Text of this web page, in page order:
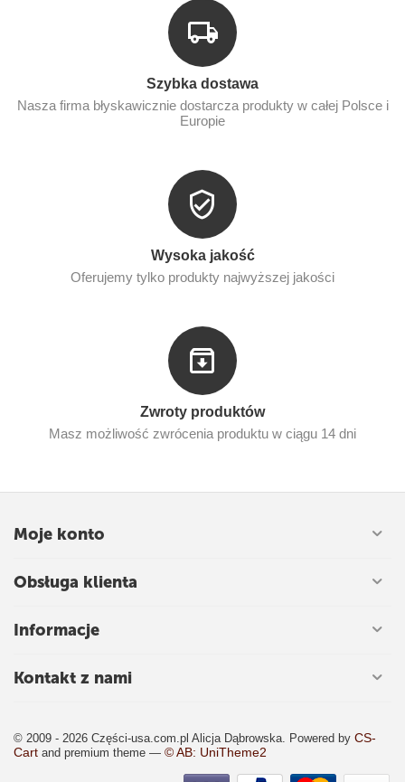
Szybka dostawa
Nasza firma błyskawicznie dostarcza produkty w całej Polsce i
Europie
Wysoka jakość
Oferujemy tylko produkty najwyższej jakości
Zwroty produktów
Masz możliwość zwrócenia produktu w ciągu 14 dni
Moje konto
Obsługa klienta
Informacje
Kontakt z nami
© 2009 - 2026 Części-usa.com.pl Alicja Dąbrowska. Powered by CS-
Cart and premium theme — © AB: UniTheme2